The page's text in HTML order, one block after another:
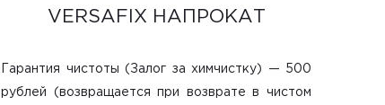
VERSAFIX НАПРОКАТ
Гарантия чистоты (Залог за химчистку) — 500
рублей (возвращается при возврате в чистом